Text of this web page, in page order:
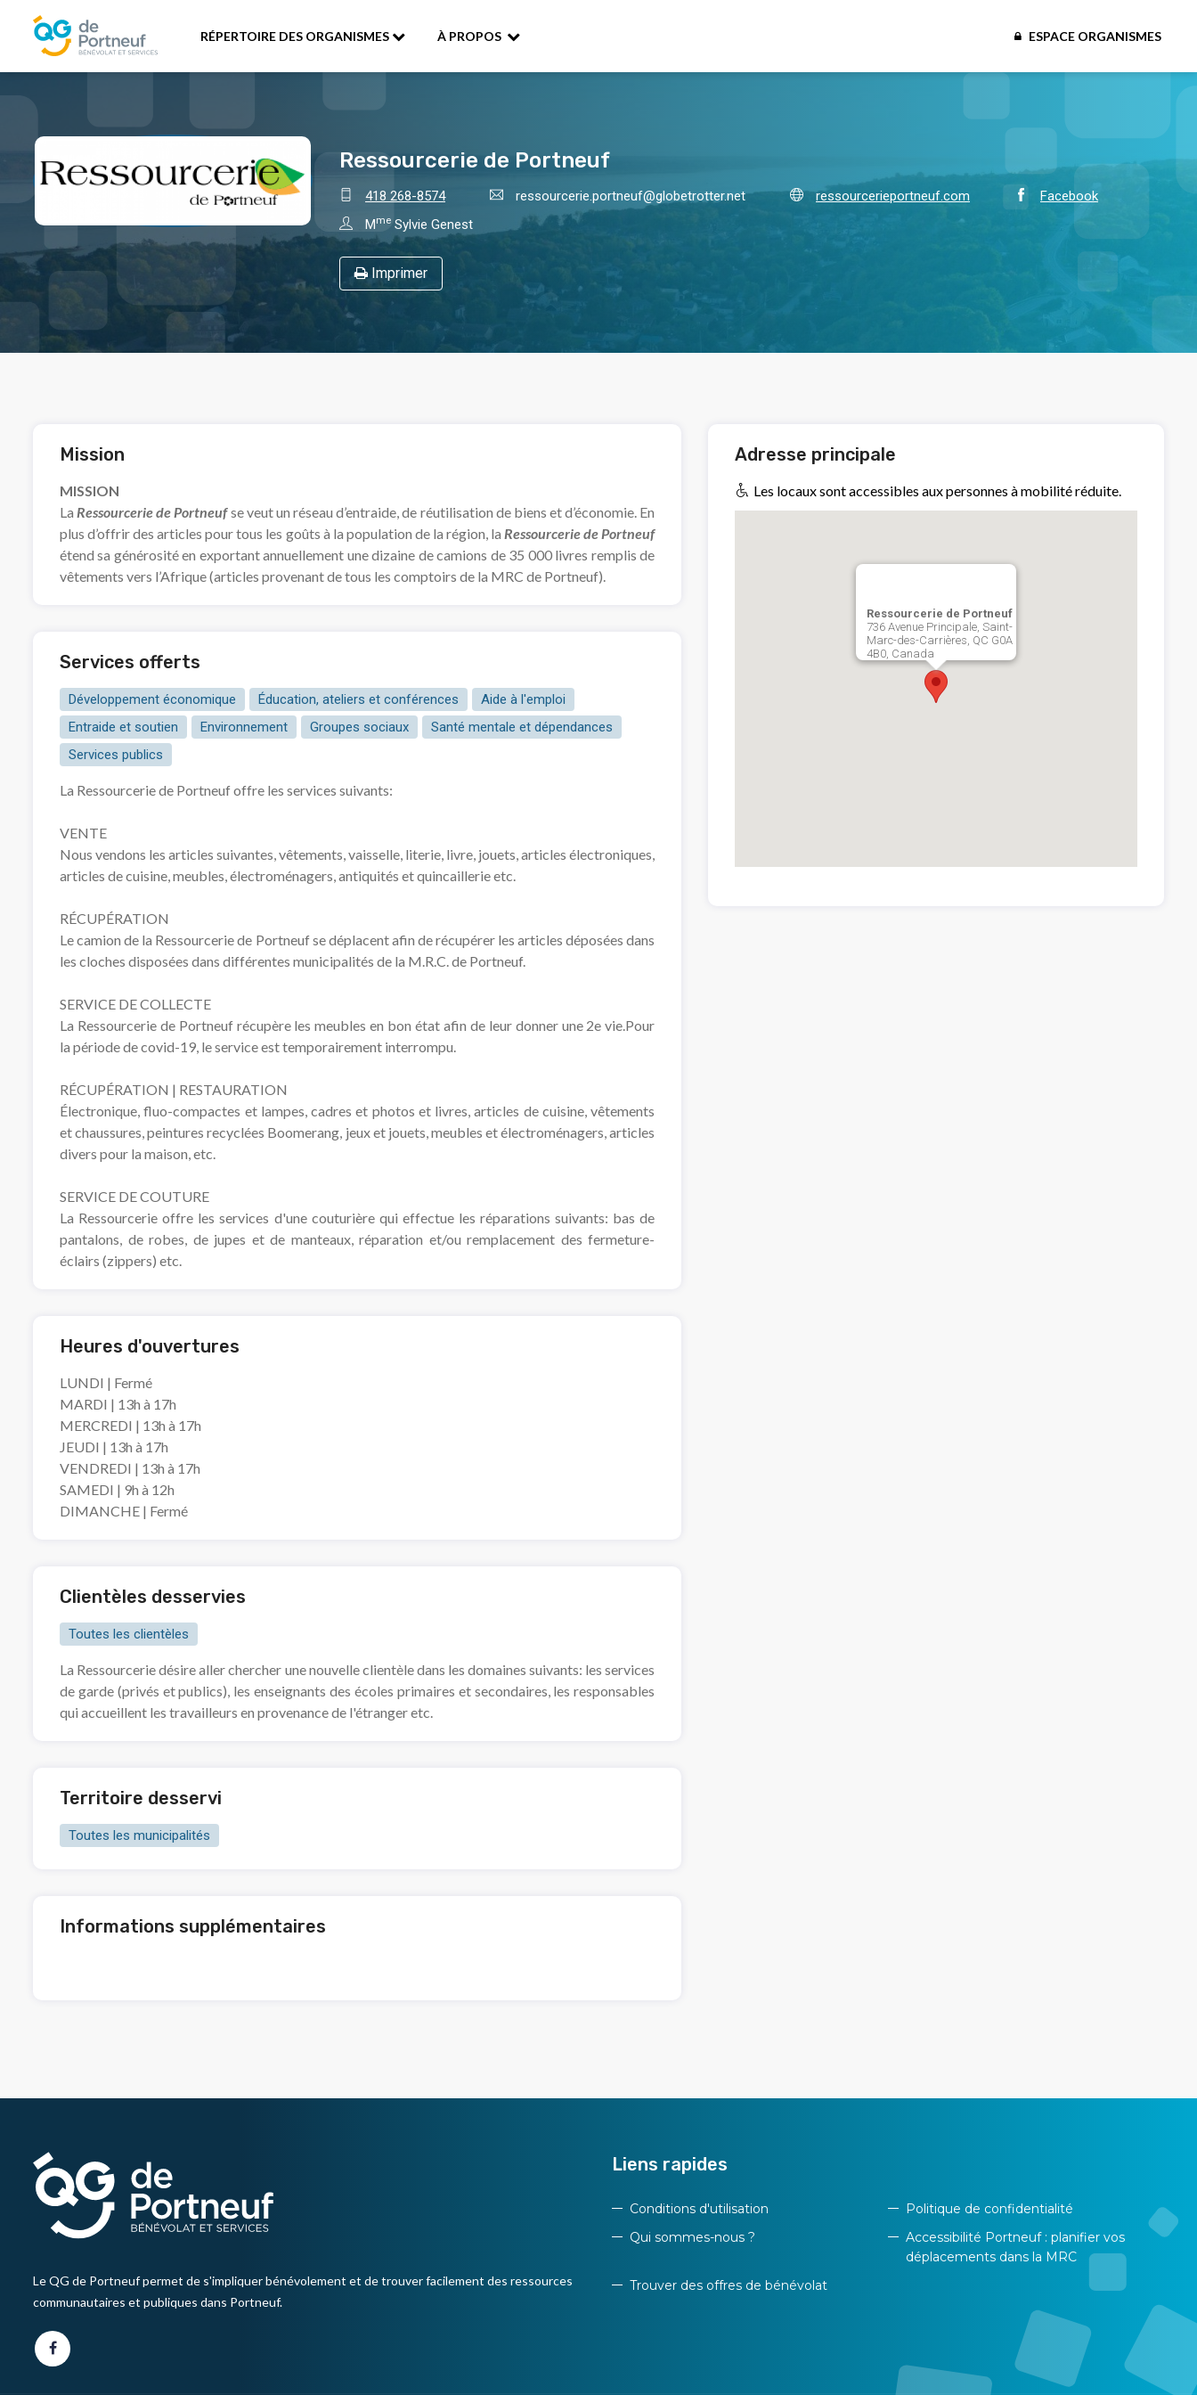
RÉPERTOIRE DES ORGANISMES À PROPOS ESPACE ORGANISMES
Ressourcerie de Portneuf
418 268-8574 ressourcerie.portneuf@globetrotter.net ressourcerieportneuf.com
Facebook
Mme Sylvie Genest
Imprimer
Mission
MISSION
LaRessourcerie de Portneufse veut un réseau d’entraide, de réutilisation de biens et d’économie. En
plus d’offrir des articles pour tous les goûts à la population de la région, laRessourcerie de Portneuf
étend sa générosité en exportant annuellement une dizaine de camions de 35 000 livres remplis de
vêtements vers l’Afrique (articles provenant de tous les comptoirs de la MRC de Portneuf).
Services offerts
Développement économique Éducation, ateliers et conférences
Aide à l'emploi
Entraide et soutien
Environnement Groupes sociaux
Santé mentale et dépendances
Services publics
La Ressourcerie de Portneuf offre les services suivants:
VENTE
Nous vendons les articles suivantes, vêtements, vaisselle, literie, livre, jouets, articles électroniques,
articles de cuisine, meubles, électroménagers, antiquités et quincaillerie etc.
RÉCUPÉRATION
Le camion de la Ressourcerie de Portneuf se déplacent afin de récupérer les articles déposées dans
les cloches disposées dans différentes municipalités de la M.R.C. de Portneuf.
SERVICE DE COLLECTE
La Ressourcerie de Portneuf récupère les meubles en bon état afin de leur donner une 2e vie.Pour
la période de covid-19, le service est temporairement interrompu.
RÉCUPÉRATION | RESTAURATION
Électronique, fluo-compactes et lampes, cadres et photos et livres, articles de cuisine, vêtements
et chaussures, peintures recyclées Boomerang, jeux et jouets, meubles et électroménagers, articles
divers pour la maison, etc.
SERVICE DE COUTURE
La Ressourcerie offre les services d'une couturière qui effectue les réparations suivants: bas de
pantalons, de robes, de jupes et de manteaux, réparation et/ou remplacement des fermeture-
éclairs (zippers) etc.
Heures d'ouvertures
LUNDI | Fermé
MARDI | 13h à 17h
MERCREDI | 13h à 17h
JEUDI | 13h à 17h
VENDREDI | 13h à 17h
SAMEDI | 9h à 12h
DIMANCHE | Fermé
Clientèles desservies
Toutes les clientèles
La Ressourcerie désire aller chercher une nouvelle clientèle dans les domaines suivants: les services
de garde (privés et publics), les enseignants des écoles primaires et secondaires, les responsables
qui accueillent les travailleurs en provenance de l'étranger etc.
Territoire desservi
Toutes les municipalités
Informations supplémentaires
Adresse principale
Les locaux sont accessibles aux personnes à mobilité réduite.
Ressourcerie de Portneuf
736 Avenue Principale, Saint-
Marc-des-Carrières, QC G0A
4B0, Canada
Le QG de Portneuf permet de s'impliquer bénévolement et de trouver facilement des ressources
communautaires et publiques dans Portneuf.
Liens rapides
Conditions d'utilisation
Politique de confidentialité
Qui sommes-nous ?
Accessibilité Portneuf : planifier vos
déplacements dans la MRC
Trouver des offres de bénévolat